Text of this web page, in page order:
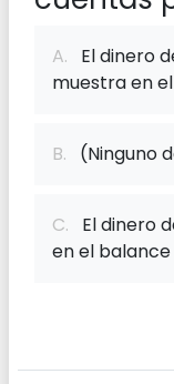
A. El dinero
muestra en
B. (Ninguno
C. El dinero
en el